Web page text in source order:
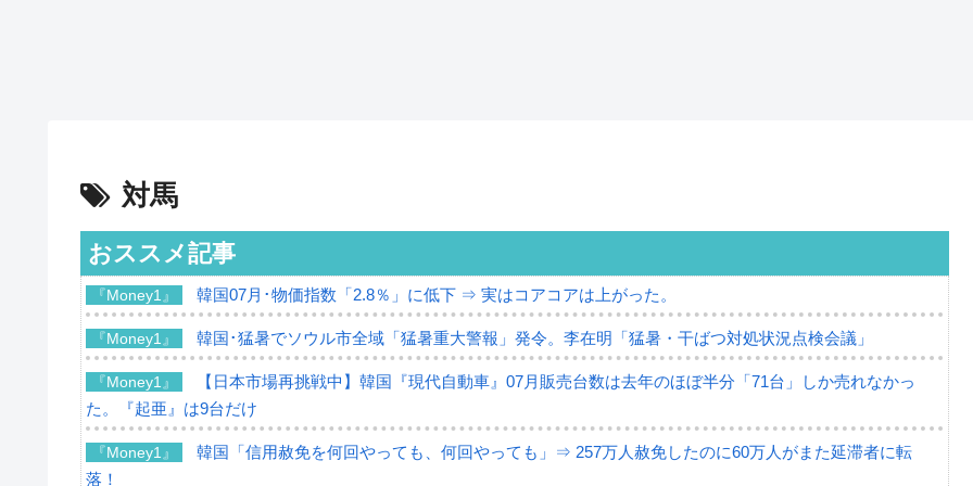
対馬
おススメ記事
『Money1』 韓国07月･物価指数「2.8％」に低下 ⇒ 実はコアコアは上がった。
『Money1』 韓国･猛暑でソウル市全域「猛暑重大警報」発令。李在明「猛暑・干ばつ対処状況点検会議」
『Money1』
【日本市場再挑戦中】韓国『現代自動車』07月販売台数は去年のほぼ半分「71台」しか売れなかっ
た。『起亜』は9台だけ
『Money1』
韓国「信用赦免を何回やっても、何回やっても」⇒ 257万人赦免したのに60万人がまた延滞者に転
落！